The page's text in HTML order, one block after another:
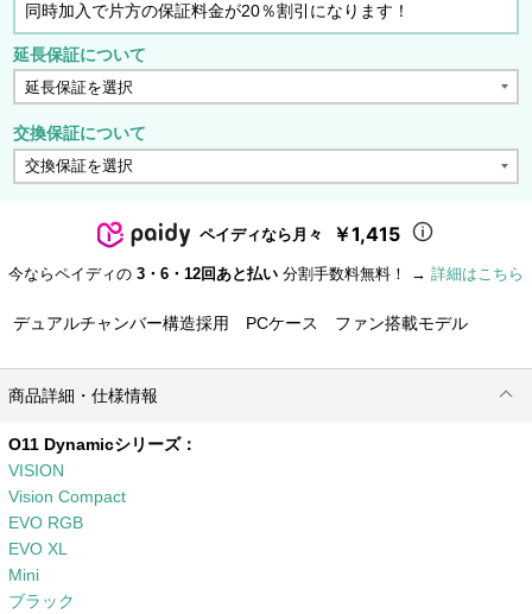
同時加入で片方の保証料金が20％割引になります！
延長保証について
交換保証について
ペイディなら月々 ￥1,415
今ならペイディの 3・6・12回あと払い 分割手数料無料！ → 詳細はこちら
デュアルチャンバー構造採用 PCケース ファン搭載モデル
商品詳細・仕様情報
O11 Dynamicシリーズ：
VISION
Vision Compact
EVO RGB
EVO XL
Mini
ブラック